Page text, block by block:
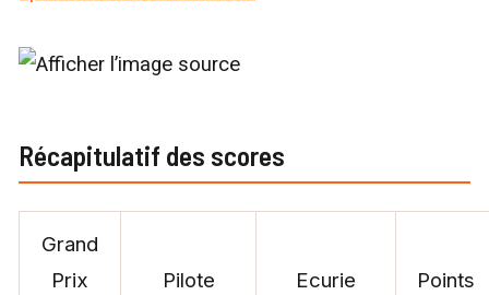
Récapitulatif des scores
Grand
Prix
Pilote Ecurie Points